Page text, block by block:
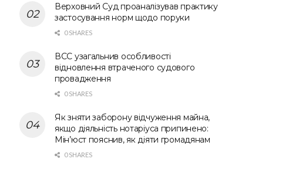
Верховний Суд проаналізував практику
застосування норм щодо поруки
0 SHARES
ВСС узагальнив особливості
відновлення втраченого судового
провадження
0 SHARES
Як зняти заборону відчуження майна,
якщо діяльність нотаріуса припинено:
Мін’юст пояснив, як діяти громадянам
0 SHARES